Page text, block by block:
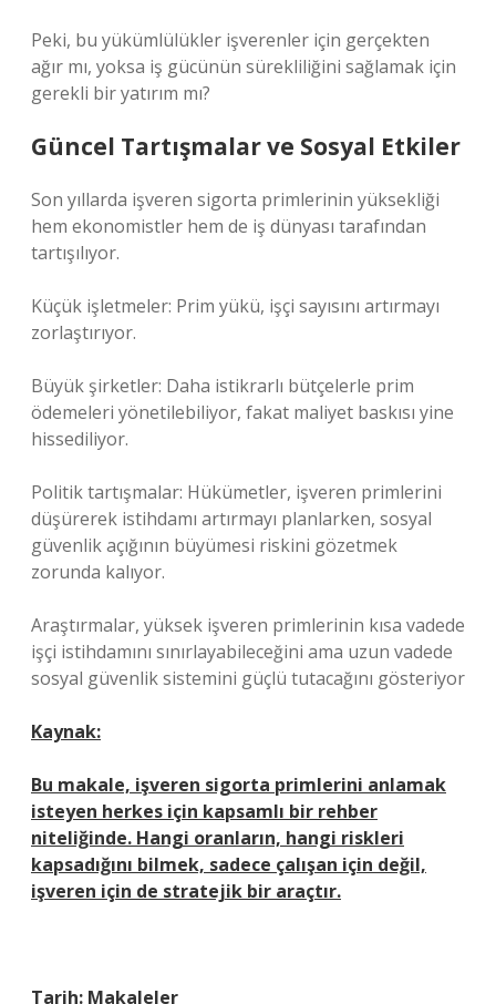
Peki, bu yükümlülükler işverenler için gerçekten
ağır mı, yoksa iş gücünün sürekliliğini sağlamak için
gerekli bir yatırım mı?
Güncel Tartışmalar ve Sosyal Etkiler
Son yıllarda işveren sigorta primlerinin yüksekliği
hem ekonomistler hem de iş dünyası tarafından
tartışılıyor.
Küçük işletmeler: Prim yükü, işçi sayısını artırmayı
zorlaştırıyor.
Büyük şirketler: Daha istikrarlı bütçelerle prim
ödemeleri yönetilebiliyor, fakat maliyet baskısı yine
hissediliyor.
Politik tartışmalar: Hükümetler, işveren primlerini
düşürerek istihdamı artırmayı planlarken, sosyal
güvenlik açığının büyümesi riskini gözetmek
zorunda kalıyor.
Araştırmalar, yüksek işveren primlerinin kısa vadede
işçi istihdamını sınırlayabileceğini ama uzun vadede
sosyal güvenlik sistemini güçlü tutacağını gösteriyor
Kaynak:
Bu makale, işveren sigorta primlerini anlamak
isteyen herkes için kapsamlı bir rehber
niteliğinde. Hangi oranların, hangi riskleri
kapsadığını bilmek, sadece çalışan için değil,
işveren için de stratejik bir araçtır.
Tarih: Makaleler